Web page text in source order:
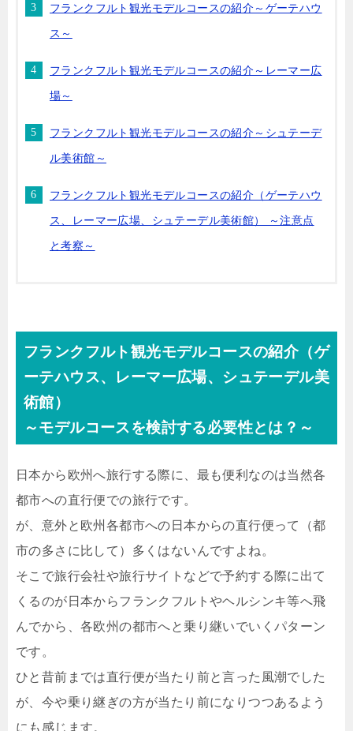
フランクフルト観光モデルコースの紹介～ゲーテハウ
ス～
フランクフルト観光モデルコースの紹介～レーマー広
場～
フランクフルト観光モデルコースの紹介～シュテーデ
ル美術館～
フランクフルト観光モデルコースの紹介（ゲーテハウ
ス、レーマー広場、シュテーデル美術館） ～注意点
と考察～
フランクフルト観光モデルコースの紹介（ゲ
ーテハウス、レーマー広場、シュテーデル美
術館）
～モデルコースを検討する必要性とは？～
日本から欧州へ旅行する際に、最も便利なのは当然各
都市への直行便での旅行です。
が、意外と欧州各都市への日本からの直行便って（都
市の多さに比して）多くはないんですよね。
そこで旅行会社や旅行サイトなどで予約する際に出て
くるのが日本からフランクフルトやヘルシンキ等へ飛
んでから、各欧州の都市へと乗り継いでいくパターン
です。
ひと昔前までは直行便が当たり前と言った風潮でした
が、今や乗り継ぎの方が当たり前になりつつあるよう
にも感じます。